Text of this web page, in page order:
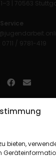
bieten,
| 70563
Service
/ 9781-419
Kinder-,
man